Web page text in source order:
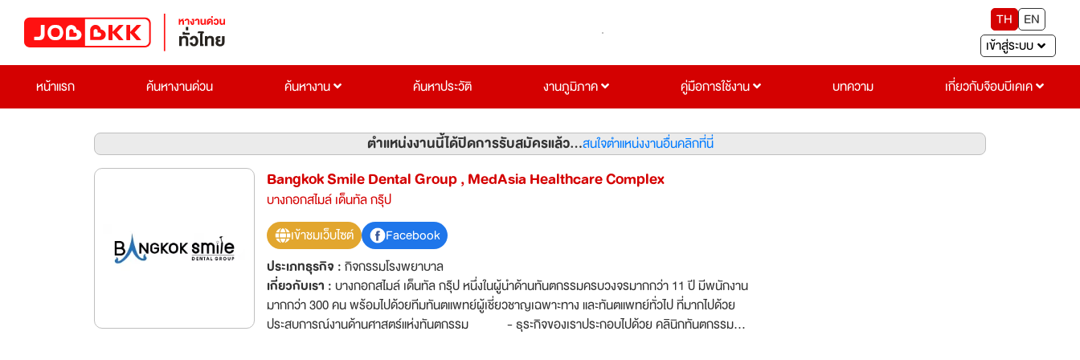
TH
EN
เข้าสู่ระบบ
หน้าแรก
ค้นหางานด่วน ค้นหางาน ค้นหาประวัติ งานภูมิภาค คู่มือการใช้งาน บทความ เกี่ยวกับจ๊อบบีเคเค
ตำแหน่งงานนี้ได้ปิดการรับสมัครแล้ว...สนใจตำแหน่งงานอื่นคลิกที่นี่
Bangkok Smile Dental Group , MedAsia Healthcare Complex
บางกอกสไมล์ เด็นทัล กรุ๊ป
เข้าชมเว็บไซต์
Facebook
ประเภทธุรกิจ :กิจกรรมโรงพยาบาล
เกี่ยวกับเรา :บางกอกสไมล์ เด็นทัล กรุ๊ป หนึ่งในผู้นำด้านทันตกรรมครบวงจรมากกว่า 11 ปี มีพนักงาน
มากกว่า 300 คน พร้อมไปด้วยทีมทันตแพทย์ผู้เชี่ยวชาญเฉพาะทาง และทันตแพทย์ทั่วไป ที่มากไปด้วย
ประสบการณ์งานด้านศาสตร์แห่งทันตกรรม - ธุระกิจของเราประกอบไปด้วย คลินิกทันตกรรม